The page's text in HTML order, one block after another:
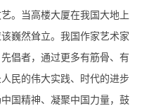
。当高楼大厦在我国大地上
巍然耸立。我国作家艺术家
倡者，通过更多有筋骨、有
民的伟大实践、时代的进步
国精神、凝聚中国力量，鼓